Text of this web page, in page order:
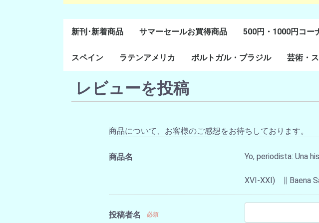
新刊･新着商品 サマーセールお買得商品 500円・1000円コー
スペイン
通史・全般
８～１５世紀
１６～１８世紀
１８世紀末～２０世紀
前半
20世紀後半以降
ラテンアメリカ
ラテン・アメリカ全般
メキシコ研究
中米・カリブ研究
キューバ研究
南米諸国
ペルー研究
チリ研究
アルゼンチン研究
ポルトガル・ブラジル 芸術・
レビューを投稿
商品について、お客様のご感想をお待ちしております。
商品名 Yo, periodista: Una
XVI-XXI) ∥ Baena
投稿者名 必須